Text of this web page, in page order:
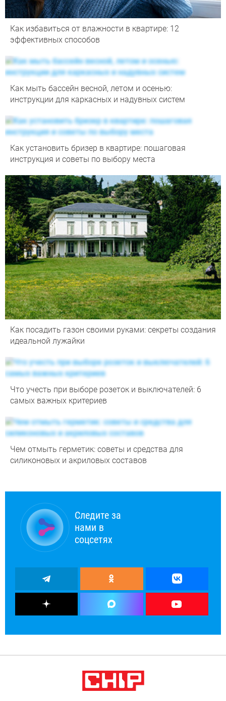
Как избавиться от влажности в квартире: 12
эффективных способов
Как мыть бассейн весной, летом и осенью:
инструкции для каркасных и надувных систем
Как установить бризер в квартире: пошаговая
инструкция и советы по выбору места
Как посадить газон своими руками: секреты создания
идеальной лужайки
Что учесть при выборе розеток и выключателей: 6
самых важных критериев
Чем отмыть герметик: советы и средства для
силиконовых и акриловых составов
Следите за
нами в
соцсетях